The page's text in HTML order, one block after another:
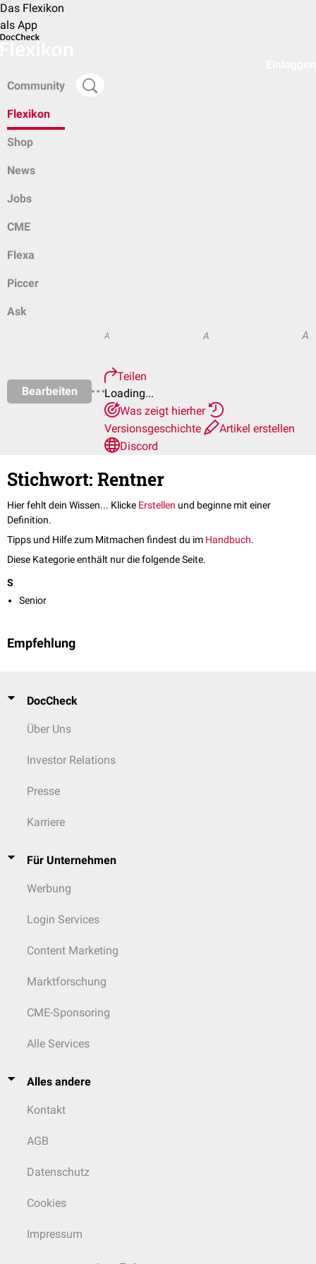
Das Flexikon
als App
Community
Flexikon
Shop
News
Jobs
CME
Flexa
Piccer
Ask
Bearbeiten
A A A
Teilen
Loading...
Was zeigt hierher
Versionsgeschichte
Artikel erstellen
Discord
Stichwort: Rentner
Hier fehlt dein Wissen... Klicke Erstellen und beginne mit einer
Definition.
Tipps und Hilfe zum Mitmachen findest du im Handbuch.
Diese Kategorie enthält nur die folgende Seite.
S
Senior
Empfehlung
DocCheck
Über Uns
Investor Relations
Presse
Karriere
Für Unternehmen
Werbung
Login Services
Content Marketing
Marktforschung
CME-Sponsoring
Alle Services
Alles andere
Kontakt
AGB
Datenschutz
Cookies
Impressum